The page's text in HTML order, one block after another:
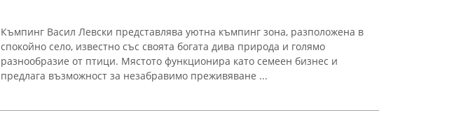
Къмпинг Васил Левски представлява уютна къмпинг зона, разположена в
спокойно село, известно със своята богата дива природа и голямо
разнообразие от птици. Мястото функционира като семеен бизнес и
предлага възможност за незабравимо преживяване ...